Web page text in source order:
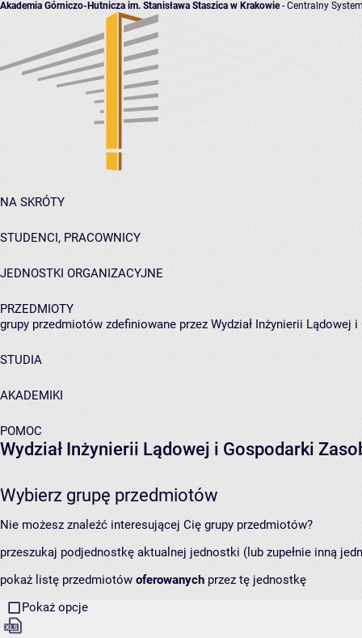
Akademia Górniczo-Hutnicza im. Stanisława Staszica w Krakowie- Centralny
NA SKRÓTY
STUDENCI, PRACOWNICY
JEDNOSTKI ORGANIZACYJNE
PRZEDMIOTY
grupy przedmiotów zdefiniowane przez Wydział Inżynierii Lądowej
STUDIA
AKADEMIKI
POMOC
Wydział Inżynierii Lądowej i Gospodarki
Wybierz grupę przedmiotów
Nie możesz znaleźć interesującej Cię grupy przedmiotów?
przeszukaj podjednostkę aktualnej jednostki (lub zupełnie inną
pokaż listę przedmiotów oferowanych przez tę jednostkę
Pokaż opcje